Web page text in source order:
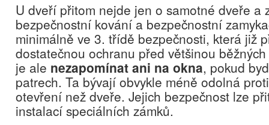
U dveří přitom nejde jen o samotné dveře a
bezpečnostní kování a bezpečnostní
minimálně ve 3. třídě bezpečnosti, která již
dostatečnou ochranu před většinou
je ale nezapomínat ani na okna, pokud
patrech. Ta bývají obvykle méně odolná
otevření než dveře. Jejich bezpečnost lze
instalací speciálních zámků.